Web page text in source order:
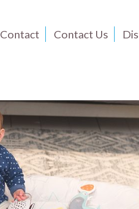
Contact Contact Us